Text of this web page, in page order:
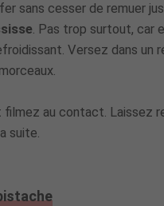
sans cesser de remuer
. Pas trop surtout, car
Versez dans un
filmez au contact. Laissez
suite.